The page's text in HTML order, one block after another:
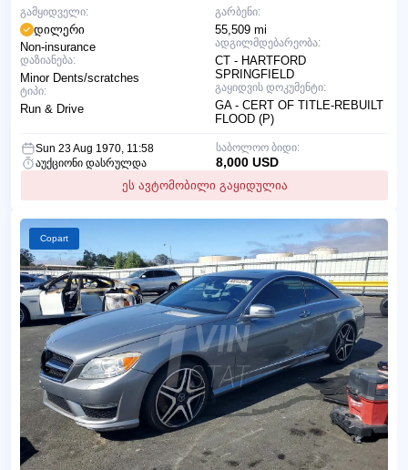
გარბენი:
55,509 mi
ადგილმდებარეობა:
CT - HARTFORD
SPRINGFIELD
გაყიდვის დოკუმენტი:
GA - CERT OF TITLE-REBUILT
FLOOD (P)
გამყიდველი:
დილერი
Non-insurance
დაზიანება:
Minor Dents/scratches
ტიპი:
Run & Drive
Sun 23 Aug 1970, 11:58
აუქციონი დასრულდა
ეს ავტომობილი გაყიდულია
საბოლოო ბიდი:
8,000 USD
Copart